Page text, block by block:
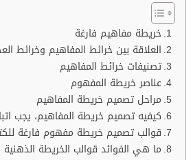
خريطة مفاهيم فارغة
العلاقة بين خرائط المفاهيم وخرائط
تصنيفات خرائط المفاهيم
عناصر خريطة المفهوم
مراحل تصميم خريطة المفاهيم
كيفيه تصميم خريطة المفاهيم، يجب
قوالب تصميم خريطة مفهوم فارغة
ما هي الفوائد قوالب الخريطة الذهنية